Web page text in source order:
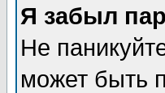
Я забыл
Не
может быть